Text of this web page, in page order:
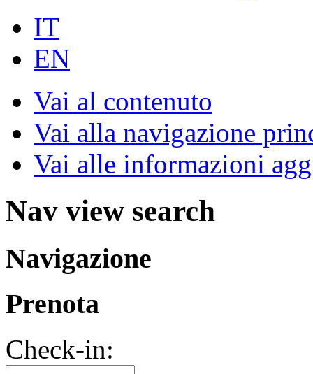
IT
EN
Vai al contenuto
Vai alla navigazione
Vai alle informazioni
Nav view search
Navigazione
Prenota
Check-in: